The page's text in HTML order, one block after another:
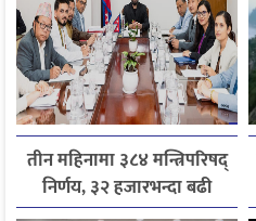
तीन महिनामा ३८४ मन्त्रिपरिषद्
निर्णय, ३२ हजारभन्दा बढी
गुनासो फर्छ्योट